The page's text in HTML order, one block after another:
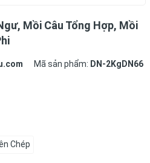
Mồi Câu Tổng Hợp, Mồi
Mã sản phẩm: DN-2KgDN66
Chép